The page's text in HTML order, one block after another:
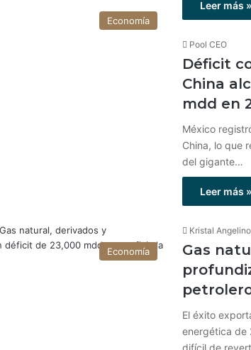
Leer más »
Economía
Pool CEO
Déficit
China
mdd en
México
China, lo que
del gigante…
Leer más »
Economía
Kristal
Gas
El éxito
energética de
difícil de